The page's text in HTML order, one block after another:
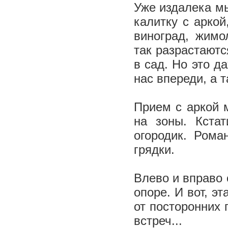
Уже издалека
калитку с
виноград,
так
в сад. Но это
нас впереди, а
Прием с аркой
на зоны.
огородик.
грядки.
Влево и вправо
опоре. И вот,
от
встреч...